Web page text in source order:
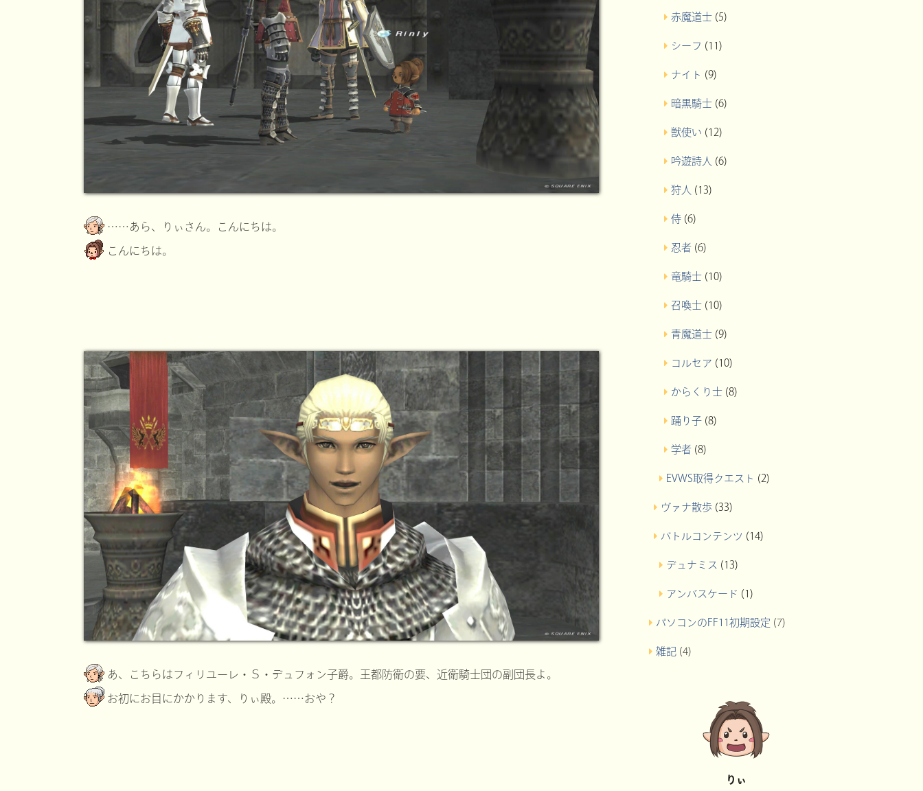
……あら、りぃさん。こんにちは。
こんにちは。
あ、こちらはフィリユーレ・Ｓ・デュフォン子爵。王都防衛の要、近衛騎士団の副団長よ。
お初にお目にかかります、りぃ殿。……おや？
赤魔道士 (5)
シーフ (11)
ナイト (9)
暗黒騎士 (6)
獣使い (12)
吟遊詩人 (6)
狩人 (13)
侍 (6)
忍者 (6)
竜騎士 (10)
召喚士 (10)
青魔道士 (9)
コルセア (10)
からくり士 (8)
踊り子 (8)
学者 (8)
EVWS取得クエスト (2)
ヴァナ散歩 (33)
バトルコンテンツ (14)
デュナミス (13)
アンバスケード (1)
パソコンのFF11初期設定 (7)
雑記(4)
りぃ